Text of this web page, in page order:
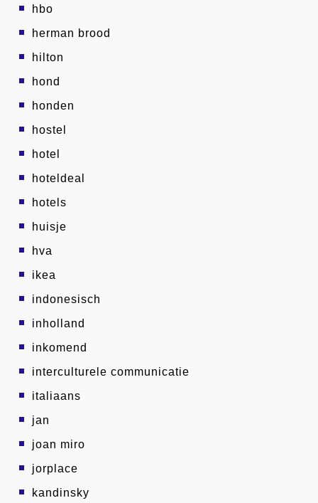
hbo
herman brood
hilton
hond
honden
hostel
hotel
hoteldeal
hotels
huisje
hva
ikea
indonesisch
inholland
inkomend
interculturele communicatie
italiaans
jan
joan miro
jorplace
kandinsky